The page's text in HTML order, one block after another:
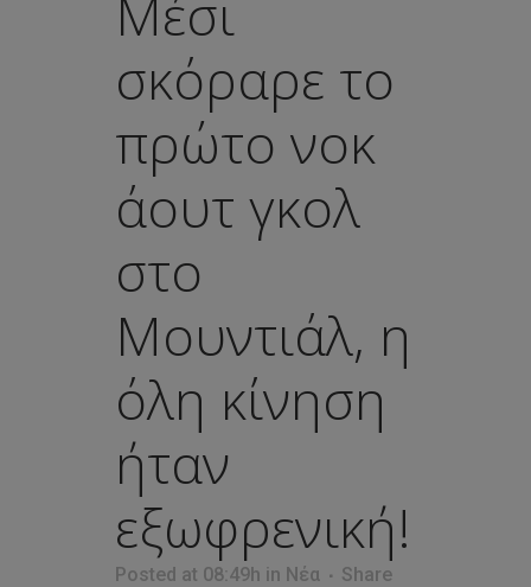
Μέσι
σκόραρε το
πρώτο νοκ
άουτ γκολ
στο
Μουντιάλ, η
όλη κίνηση
ήταν
εξωφρενική!
Posted at 08:49h in Νέα Share